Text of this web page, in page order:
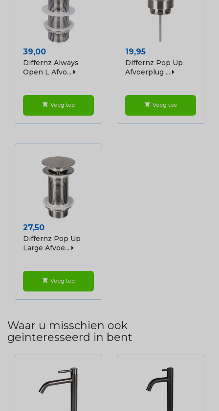
Prijs
39,00
Differnz Always
Open L Afvo...
shopping_cart Voeg toe
Prijs
19,95
Differnz Pop Up
Afvoerplug ...
shopping_cart Voeg toe
Prijs
27,50
Differnz Pop Up
Large Afvoe...
shopping_cart Voeg toe
Waar u misschien ook
geïnteresseerd in bent